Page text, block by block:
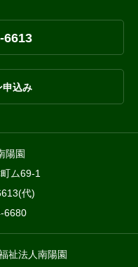
6613
申込み
陽園
ム69-1
代)
6680
祉法人南陽園